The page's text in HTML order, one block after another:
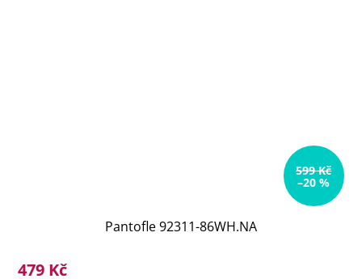
599 Kč
–20 %
Pantofle 92311-86WH.NA
479 Kč